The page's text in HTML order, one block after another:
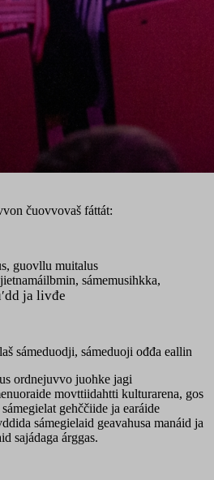
čuovvovaš fáttát:
guovllu muitalus
sámemusihkka,
ja livđe
sámeduodji, sámeduoji ođđa eallin
ordnejuvvo juohke jagi
movttiidahtti kulturarena, gos
gehččiide ja earáide
sámegielaid geavahusa manáid ja
sajádaga árggas.